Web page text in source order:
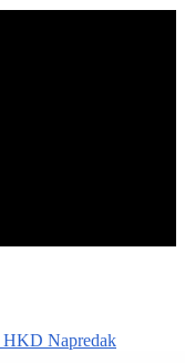
HKD Napredak